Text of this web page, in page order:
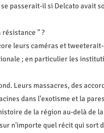
passerait-il si Delcato avait
" ?
leurs caméras et
; en particulier les
Leurs massacres, des
dans l'exotisme et la
de la région au-delà de
n'importe quel récit qui sort